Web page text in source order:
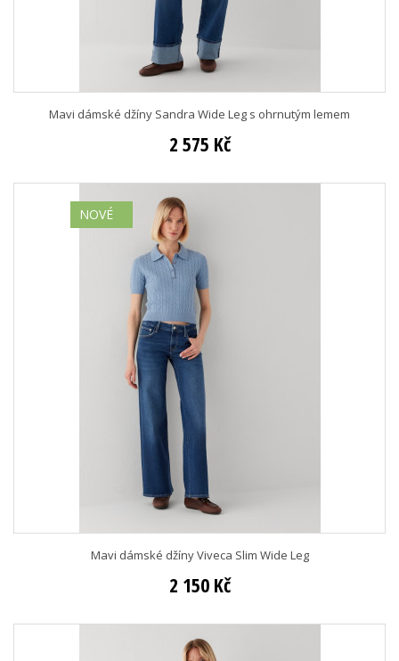
Mavi dámské džíny Sandra Wide Leg s ohrnutým lemem
2 575 Kč
NOVÉ
Mavi dámské džíny Viveca Slim Wide Leg
2 150 Kč